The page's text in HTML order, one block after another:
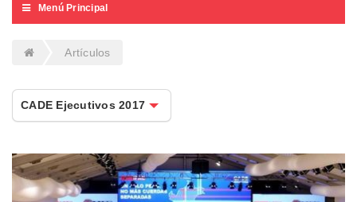
Menú Principal
Artículos
CADE Ejecutivos 2017
CADE Ejecutivos 2017